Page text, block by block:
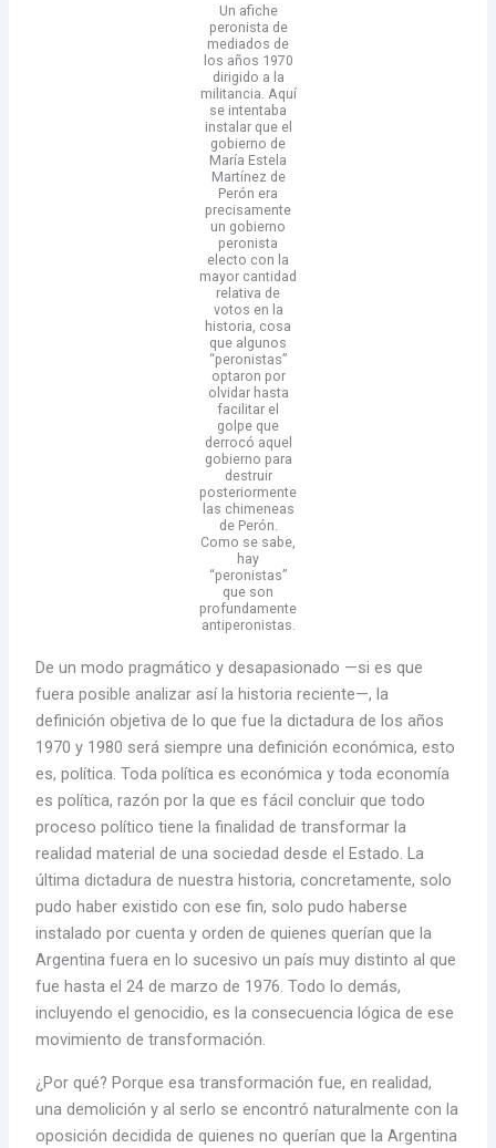
Un afiche
peronista de
mediados de
los años 1970
dirigido a la
militancia. Aquí
se intentaba
instalar que el
gobierno de
María Estela
Martínez de
Perón era
precisamente
un gobierno
peronista
electo con la
mayor cantidad
relativa de
votos en la
historia, cosa
que algunos
“peronistas”
optaron por
olvidar hasta
facilitar el
golpe que
derrocó aquel
gobierno para
destruir
posteriormente
las chimeneas
de Perón.
Como se sabe,
hay
“peronistas”
que son
profundamente
antiperonistas.
De un modo pragmático y desapasionado —si es que
fuera posible analizar así la historia reciente—, la
definición objetiva de lo que fue la dictadura de los años
1970 y 1980 será siempre una definición económica, esto
es, política. Toda política es económica y toda economía
es política, razón por la que es fácil concluir que todo
proceso político tiene la finalidad de transformar la
realidad material de una sociedad desde el Estado. La
última dictadura de nuestra historia, concretamente, solo
pudo haber existido con ese fin, solo pudo haberse
instalado por cuenta y orden de quienes querían que la
Argentina fuera en lo sucesivo un país muy distinto al que
fue hasta el 24 de marzo de 1976. Todo lo demás,
incluyendo el genocidio, es la consecuencia lógica de ese
movimiento de transformación.
¿Por qué? Porque esa transformación fue, en realidad,
una demolición y al serlo se encontró naturalmente con la
oposición decidida de quienes no querían que la Argentina